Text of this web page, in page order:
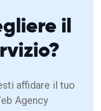
il
affidare il tuo
Agency